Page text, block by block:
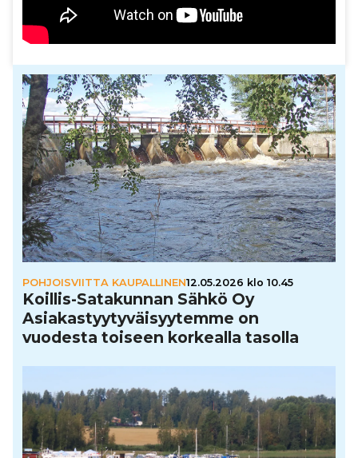
POHJOISVIITTA KAUPALLINEN12.05.2026 klo 10.45
Koillis-Sata­kun­nan Sähkö Oy
Asi­a­kas­tyy­ty­väi­syy­temme on
vuodesta toiseen korkealla tasolla